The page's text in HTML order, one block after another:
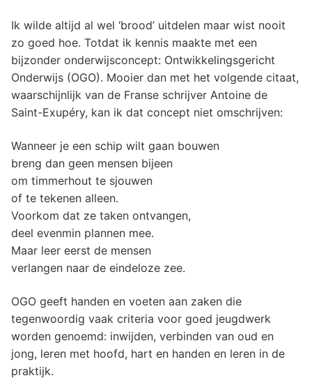
Ik wilde altijd al wel ‘brood’ uitdelen maar wist nooit
zo goed hoe. Totdat ik kennis maakte met een
bijzonder onderwijsconcept: Ontwikkelingsgericht
Onderwijs (OGO). Mooier dan met het volgende citaat,
waarschijnlijk van de Franse schrijver Antoine de
Saint-Exupéry, kan ik dat concept niet omschrijven:
Wanneer je een schip wilt gaan bouwen
breng dan geen mensen bijeen
om timmerhout te sjouwen
of te tekenen alleen.
Voorkom dat ze taken ontvangen,
deel evenmin plannen mee.
Maar leer eerst de mensen
verlangen naar de eindeloze zee.
OGO geeft handen en voeten aan zaken die
tegenwoordig vaak criteria voor goed jeugdwerk
worden genoemd: inwijden, verbinden van oud en
jong, leren met hoofd, hart en handen en leren in de
praktijk.